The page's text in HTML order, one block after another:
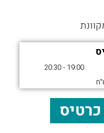
19:00 - 20:30